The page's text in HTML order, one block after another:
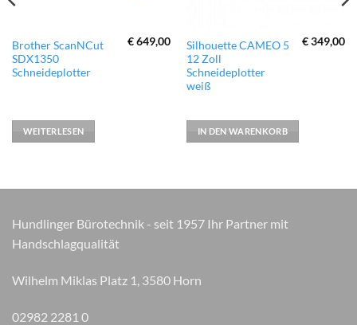
Brother ScanNCut
SDX1350
Schneideplotter
€649,00
WEITERLESEN
Silhouette CAMEO 5
12 Zoll
Schneideplotter
weiß
€349,00
IN DEN WARENKORB
Hundlinger Bürotechnik - seit 1957 Ihr Partner mit
Handschlagqualität
Wilhelm Miklas Platz 1, 3580 Horn
02982 2281 0